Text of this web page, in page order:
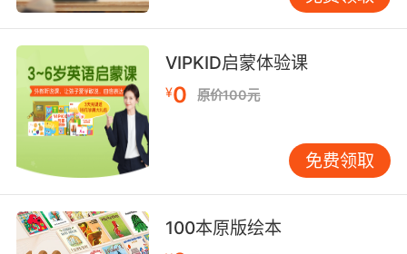
VIPKID启蒙体验课
¥0 原价100元
免费领取
100本原版绘本